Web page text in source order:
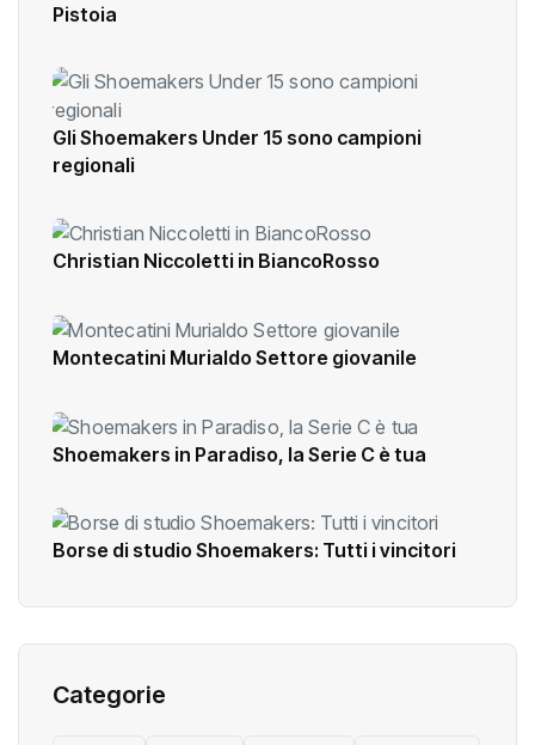
Pistoia
Gli Shoemakers Under 15 sono campioni
regionali
Christian Niccoletti in BiancoRosso
Montecatini Murialdo Settore giovanile
Shoemakers in Paradiso, la Serie C è tua
Borse di studio Shoemakers: Tutti i vincitori
Categorie